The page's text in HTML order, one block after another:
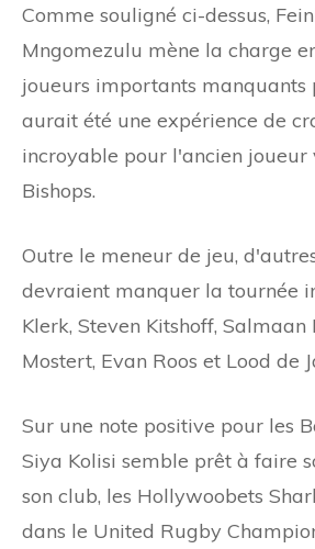
Comme souligné ci-dessus,
Mngomezulu mène la charge
joueurs importants manquants
aurait été une expérience de
incroyable pour l'ancien joueur
Bishops.
Outre le meneur de jeu,
devraient manquer la tournée
Klerk, Steven Kitshoff, Salmaan
Mostert, Evan Roos et Lood de
Sur une note positive pour les
Siya Kolisi semble prêt à faire
son club, les Hollywoobets
dans le United Rugby